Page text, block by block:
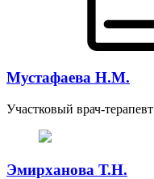
Мустафаева Н.М.
Участковый врач-терапевт
Эмирханова Т.Н.